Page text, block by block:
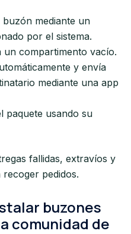
mediante un
por el sistema.
un compartimento vacío.
y envía
mediante una app
paquete usando su
fallidas, extravíos y
recoger pedidos.
buzones
comunidad de